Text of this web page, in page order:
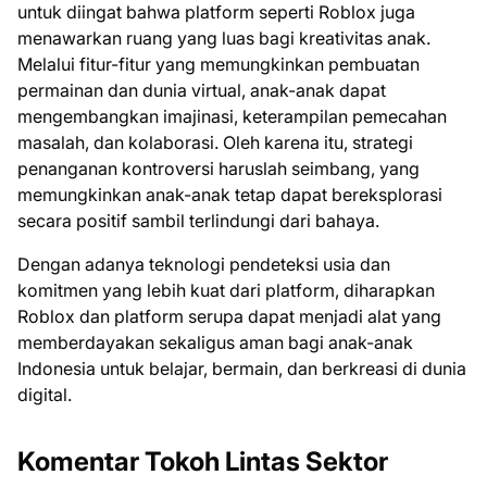
untuk diingat bahwa platform seperti Roblox juga
menawarkan ruang yang luas bagi kreativitas anak.
Melalui fitur-fitur yang memungkinkan pembuatan
permainan dan dunia virtual, anak-anak dapat
mengembangkan imajinasi, keterampilan pemecahan
masalah, dan kolaborasi. Oleh karena itu, strategi
penanganan kontroversi haruslah seimbang, yang
memungkinkan anak-anak tetap dapat bereksplorasi
secara positif sambil terlindungi dari bahaya.
Dengan adanya teknologi pendeteksi usia dan
komitmen yang lebih kuat dari platform, diharapkan
Roblox dan platform serupa dapat menjadi alat yang
memberdayakan sekaligus aman bagi anak-anak
Indonesia untuk belajar, bermain, dan berkreasi di dunia
digital.
Komentar Tokoh Lintas Sektor